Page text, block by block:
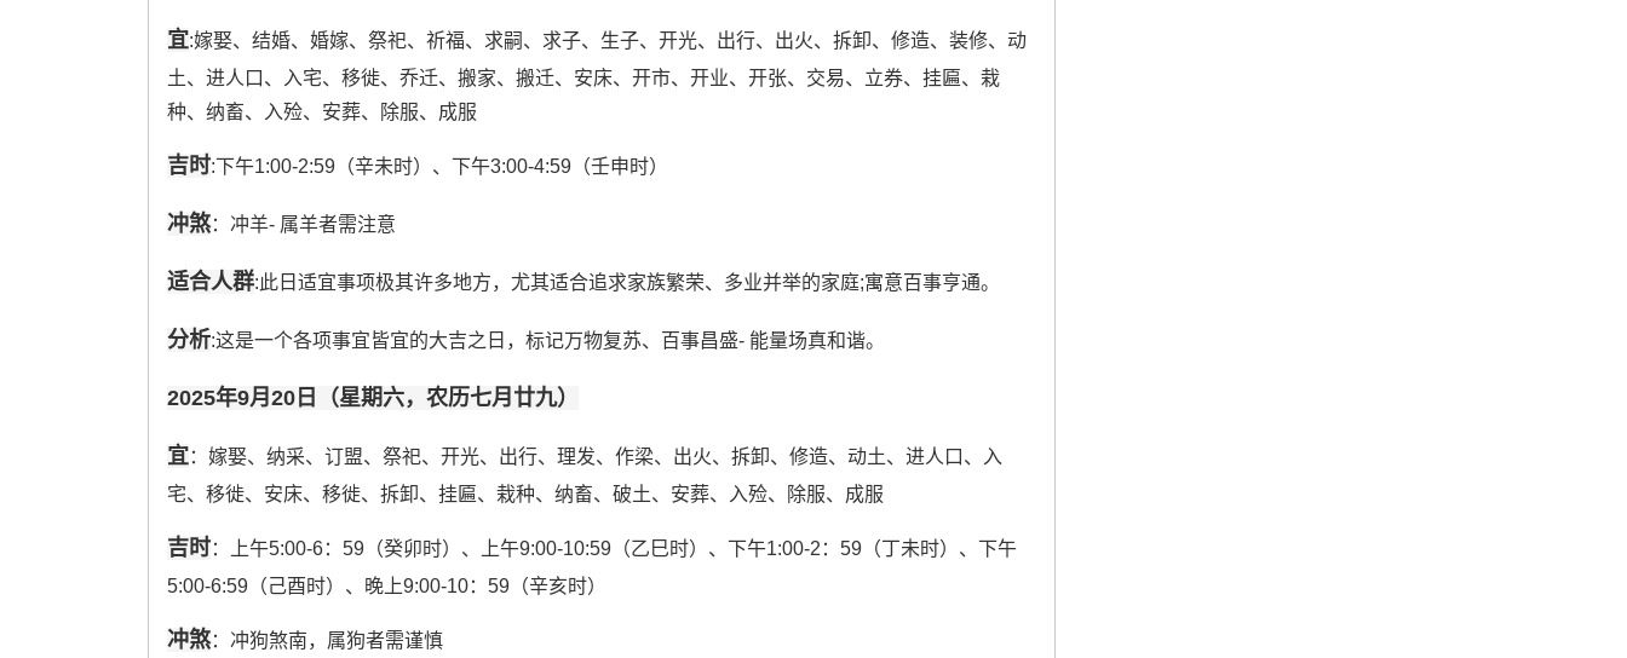
宜:嫁娶、结婚、婚嫁、祭祀、祈福、求嗣、求子、生子、开光、出行、出火、拆卸、修造、装修、动
土、进人口、入宅、移徙、乔迁、搬家、搬迁、安床、开市、开业、开张、交易、立券、挂匾、栽
种、纳畜、入殓、安葬、除服、成服
吉时:下午1:00-2:59（辛未时）、下午3:00-4:59（壬申时）
冲煞：冲羊- 属羊者需注意
适合人群:此日适宜事项极其许多地方，尤其适合追求家族繁荣、多业并举的家庭;寓意百事亨通。
分析:这是一个各项事宜皆宜的大吉之日，标记万物复苏、百事昌盛- 能量场真和谐。
2025年9月20日（星期六，农历七月廿九）
宜：嫁娶、纳采、订盟、祭祀、开光、出行、理发、作梁、出火、拆卸、修造、动土、进人口、入
宅、移徙、安床、移徙、拆卸、挂匾、栽种、纳畜、破土、安葬、入殓、除服、成服
吉时：上午5:00-6：59（癸卯时）、上午9:00-10:59（乙巳时）、下午1:00-2：59（丁未时）、下午
5:00-6:59（己酉时）、晚上9:00-10：59（辛亥时）
冲煞：冲狗煞南，属狗者需谨慎